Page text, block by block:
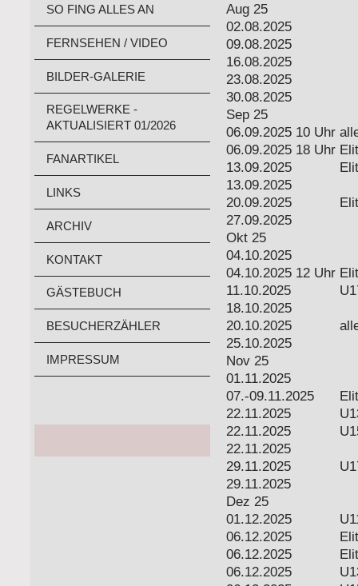
SO FING ALLES AN
FERNSEHEN / VIDEO
BILDER-GALERIE
REGELWERKE -
AKTUALISIERT 01/2026
FANARTIKEL
LINKS
ARCHIV
KONTAKT
GÄSTEBUCH
BESUCHERZÄHLER
IMPRESSUM
Aug 25
02.08.2025
09.08.2025
16.08.2025
23.08.2025
30.08.2025
Sep 25
06.09.2025 10 Uhr
06.09.2025 18 Uhr
13.09.2025
13.09.2025
20.09.2025
27.09.2025
Okt 25
04.10.2025
04.10.2025 12 Uhr
11.10.2025
18.10.2025
20.10.2025
25.10.2025
Nov 25
01.11.2025
07.-09.11.2025
22.11.2025
22.11.2025
22.11.2025
29.11.2025
29.11.2025
Dez 25
01.12.2025
06.12.2025
06.12.2025
06.12.2025